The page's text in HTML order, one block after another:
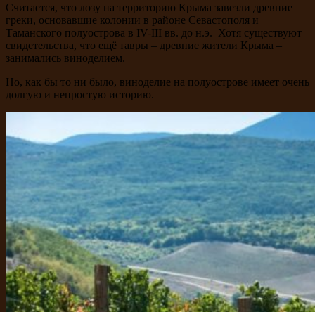
Считается, что лозу на территорию Крыма завезли древние
греки, основавшие колонии в районе Севастополя и
Таманского полуострова в IV-III вв. до н.э. Хотя существуют
свидетельства, что ещё тавры – древние жители Крыма –
занимались виноделием.
Но, как бы то ни было, виноделие на полуострове имеет очень
долгую и непростую историю.